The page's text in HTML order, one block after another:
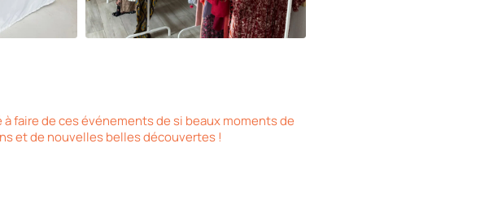
faire de ces événements de si beaux moments de
et de nouvelles belles découvertes !